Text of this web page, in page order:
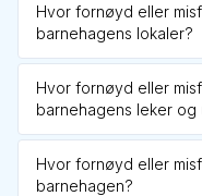
Hvor fornøyd eller
barnehagens lokaler?
Hvor fornøyd eller
barnehagens leker og
Hvor fornøyd eller
barnehagen?